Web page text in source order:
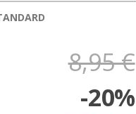
8,95 €
-20%